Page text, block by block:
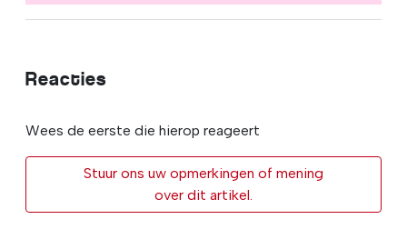
Reacties
Wees de eerste die hierop reageert
Stuur ons uw opmerkingen of mening
over dit artikel.